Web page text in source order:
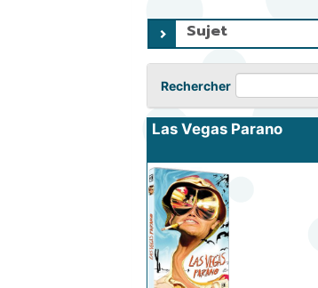
Sujet
Rechercher
Las Vegas Parano